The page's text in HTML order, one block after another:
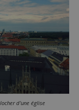
d'une église